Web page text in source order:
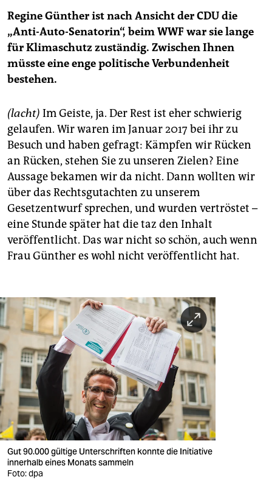
Regine Günther ist nach Ansicht derCDU die
„Anti-Auto-Senatorin“, beim WWF war sie lange
für Klimaschutz zuständig. Zwischen Ihnen
müsste eine enge politische Verbundenheit
bestehen.
(lacht) Im Geiste, ja. Der Rest ist eher schwierig
gelaufen. Wir waren im Januar 2017 bei ihr zu
Besuch und haben gefragt: Kämpfen wir Rücken
an Rücken, stehen Sie zu unseren Zielen? Eine
Aussage bekamen wir da nicht. Dann wollten wir
über das Rechtsgutachten zu unserem
Gesetzentwurf sprechen, und wurden vertröstet –
eine Stunde später hat die taz den Inhalt
veröffentlicht. Das war nicht so schön, auch wenn
Frau Günther es wohl nicht veröffentlicht hat.
Gut 90.000 gültige Unterschriften konnte die Initiative
innerhalb eines Monats sammeln
Foto: dpa